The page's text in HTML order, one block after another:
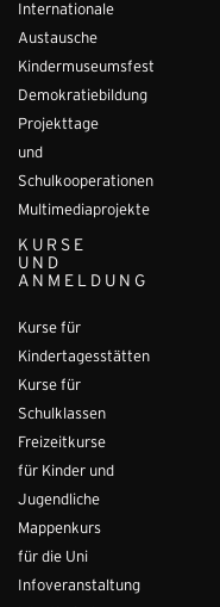
Internationale
Austausche
Kindermuseumsfest
Demokratiebildung
Projekttage
und
Schulkooperationen
Multimediaprojekte
KURSE
UND
ANMELDUNG
Kurse für
Kindertagesstätten
Kurse für
Schulklassen
Freizeitkurse
für Kinder und
Jugendliche
Mappenkurs
für die Uni
Infoveranstaltung